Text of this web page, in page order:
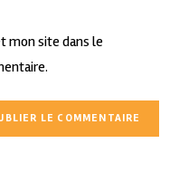
mon site dans le